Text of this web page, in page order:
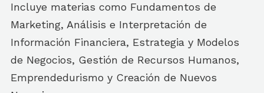
Incluye materias como Fundamentos de
Marketing, Análisis e Interpretación de
Información Financiera, Estrategia y Modelos
de Negocios, Gestión de Recursos Humanos,
Emprendedurismo y Creación de Nuevos